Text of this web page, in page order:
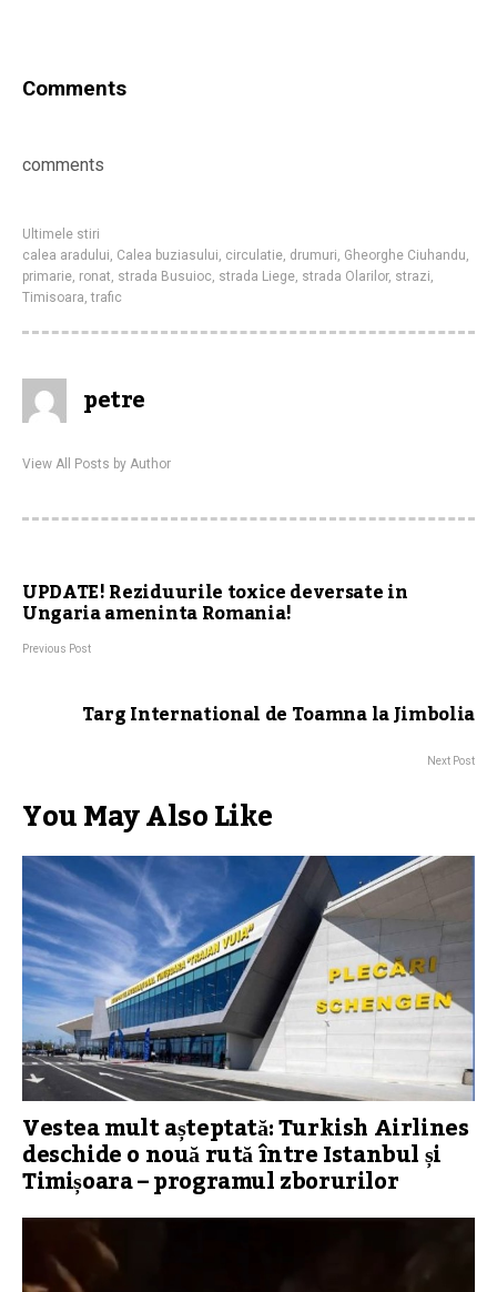
Comments
comments
Ultimele stiri
calea aradului, Calea buziasului, circulatie, drumuri, Gheorghe Ciuhandu,
primarie, ronat, strada Busuioc, strada Liege, strada Olarilor, strazi,
Timisoara,trafic
petre
View All Posts by Author
UPDATE! Reziduurile toxice deversate in
Ungaria ameninta Romania!
Previous Post
Targ International de Toamna la Jimbolia
Next Post
You May Also Like
Vestea mult așteptată: Turkish Airlines
deschide o nouă rută între Istanbul și
Timișoara – programul zborurilor